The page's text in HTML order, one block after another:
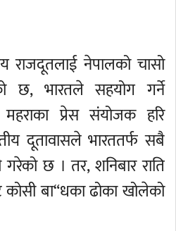
राजदूतलाई नेपालको चासो
छ, भारतले सहयोग गर्ने
प्रेस संयोजक हरि
दूतावासले भारततर्फ सबै
छ । तर, शनिबार राति
बा“धका ढोका खोलेको